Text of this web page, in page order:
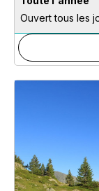
Ouvert tous les